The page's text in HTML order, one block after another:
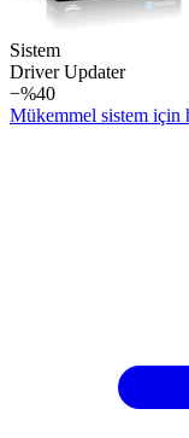
Sistem
Driver Updater
−%40
Mükemmel sistem için